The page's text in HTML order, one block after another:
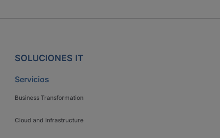
SOLUCIONES IT
Servicios
Business Transformation
Cloud and Infrastructure